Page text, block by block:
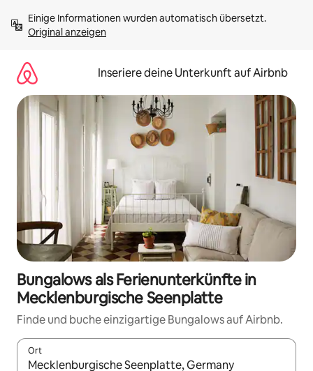
Inhalten
springenOriginal anzeigen
Inseriere deine Unterkunft auf Airbnb
Bungalows als Ferienunterkünfte in
Mecklenburgische Seenplatte
Finde und buche einzigartige Bungalows auf Airbnb.
Ort
Wenn Ergebnisse verfügbar sind, navigiere mit den